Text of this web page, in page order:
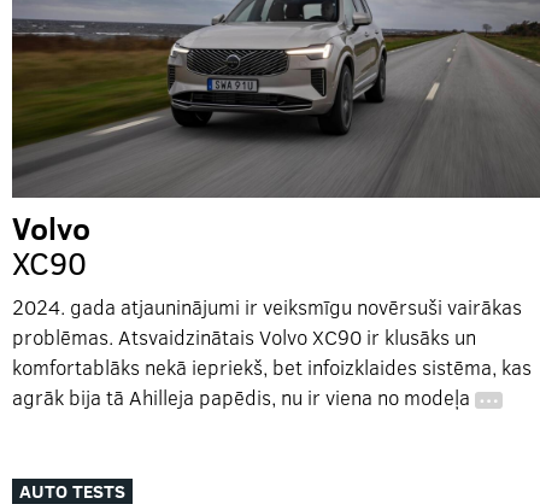
Volvo
XC90
2024. gada atjauninājumi ir veiksmīgu novērsuši vairākas
problēmas. Atsvaidzinātais Volvo XC90 ir klusāks un
komfortablāks nekā iepriekš, bet infoizklaides sistēma, kas
agrāk bija tā Ahilleja papēdis, nu ir viena no modeļa …
AUTO TESTS